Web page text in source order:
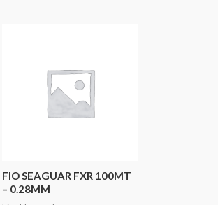
FIO SEAGUAR FXR 100MT
– 0.28MM